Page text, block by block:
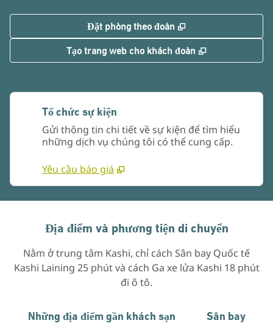
Đặt phòng theo đoàn ,
Tạo trang web cho khách đoàn ,
Tổ chức sự kiện
Gửi thông tin chi tiết về sự kiện để tìm hiểu
những dịch vụ chúng tôi có thể cung cấp.
Yêu cầu báo giá
Địa điểm và phương tiện di chuyển
Nằm ở trung tâm Kashi, chỉ cách Sân bay Quốc tế
Kashi Laining 25 phút và cách Ga xe lửa Kashi 18 phút
đi ô tô.
Những địa điểm gần khách sạn Sân bay